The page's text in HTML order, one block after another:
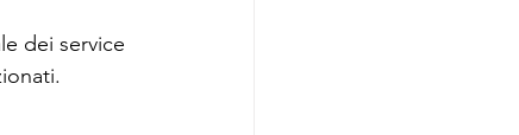
dei service